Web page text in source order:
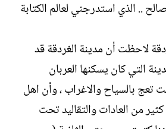
.. الذي استدرجني لعالم الكتابة
لاحظت أن مدينة الغردقة قد
التي كان يسكنها العربان
بالسياح والاغراب ، وأن اهل
من العادات والتقاليد تحت